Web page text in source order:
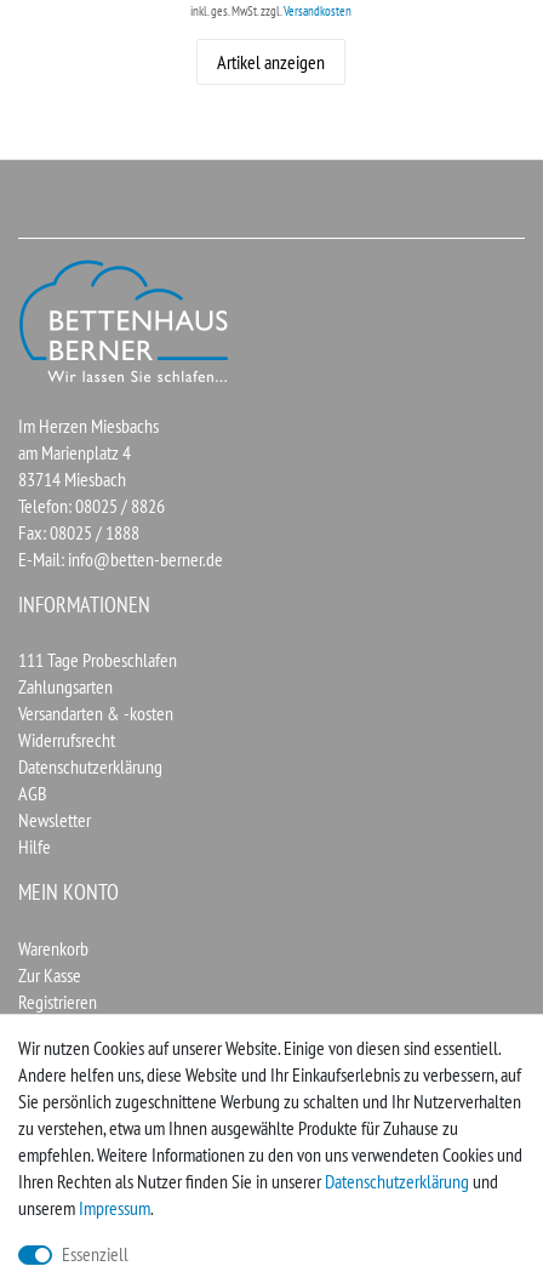
inkl. ges. MwSt.zzgl.Versandkosten
Artikel anzeigen
Im Herzen Miesbachs
am Marienplatz 4
83714 Miesbach
Telefon: 08025 / 8826
Fax: 08025 / 1888
E-Mail: info@betten-berner.de
INFORMATIONEN
111 Tage Probeschlafen
Zahlungsarten
Versandarten & -kosten
Widerrufsrecht
Datenschutzerklärung
AGB
Newsletter
Hilfe
MEIN KONTO
Warenkorb
Zur Kasse
Registrieren
Vertrag widerrufen
UNTERNEHMEN
Kontakt
Impressum
Wir nutzen Cookies auf unserer Website. Einige von diesen sind essentiell.
Andere helfen uns, diese Website und Ihr Einkaufserlebnis zu verbessern, auf
Sie persönlich zugeschnittene Werbung zu schalten und Ihr Nutzerverhalten
zu verstehen, etwa um Ihnen ausgewählte Produkte für Zuhause zu
empfehlen. Weitere Informationen zu den von uns verwendeten Cookies und
Ihren Rechten als Nutzer finden Sie in unsererDaten­schutz­erklärung und
unserem Impressum.
Essenziell